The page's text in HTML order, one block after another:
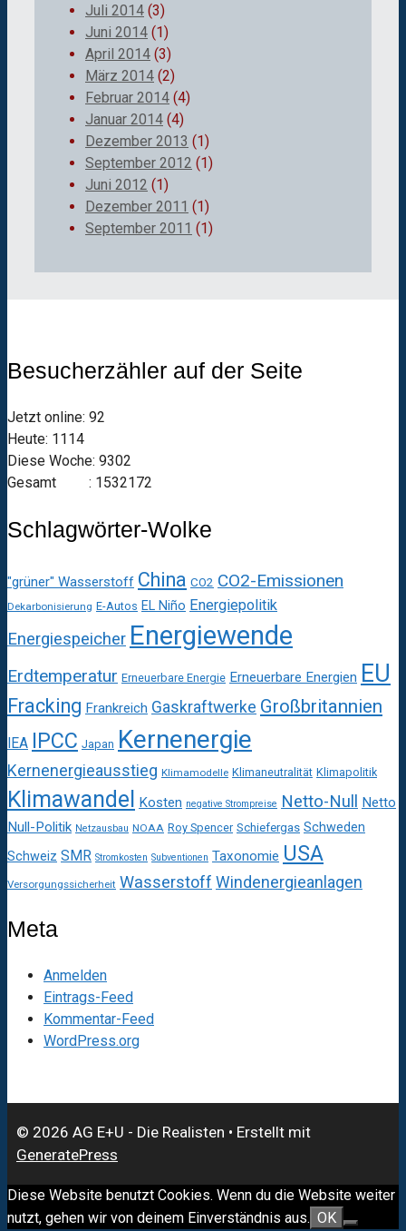
Juli 2014 (3)
Juni 2014 (1)
April 2014 (3)
März 2014 (2)
Februar 2014 (4)
Januar 2014 (4)
Dezember 2013 (1)
September 2012 (1)
Juni 2012 (1)
Dezember 2011 (1)
September 2011 (1)
Besucherzähler auf der Seite
Jetzt online: 92
Heute: 1114
Diese Woche: 9302
Gesamt : 1532172
Schlagwörter-Wolke
"grüner" Wasserstoff China CO2 CO2-Emissionen
Dekarbonisierung E-Autos EL Niño Energiepolitik
Energiespeicher Energiewende
Erdtemperatur Erneuerbare Energie Erneuerbare Energien EU
Fracking Frankreich Gaskraftwerke Großbritannien
IEA IPCC Japan Kernenergie
Kernenergieausstieg Klimamodelle Klimaneutralität Klimapolitik
Klimawandel Kosten negative Strompreise Netto-Null Netto
Null-Politik Netzausbau NOAA Roy Spencer Schiefergas Schweden
Schweiz SMR Stromkosten Subventionen Taxonomie USA
Versorgungssicherheit Wasserstoff Windenergieanlagen
Meta
Anmelden
Eintrags-Feed
Kommentar-Feed
WordPress.org
© 2026 AG E+U - Die Realisten • Erstellt mit
GeneratePress
Diese Website benutzt Cookies. Wenn du die Website weiter
nutzt, gehen wir von deinem Einverständnis aus. OK